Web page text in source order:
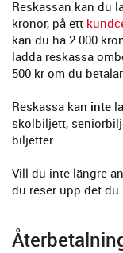
Reskassan kan du
kronor, på ett
kan du ha 2 000
ladda reskassa
500 kr om du
Reskassa kan inte
skolbiljett,
biljetter.
Vill du inte längre
du reser upp det